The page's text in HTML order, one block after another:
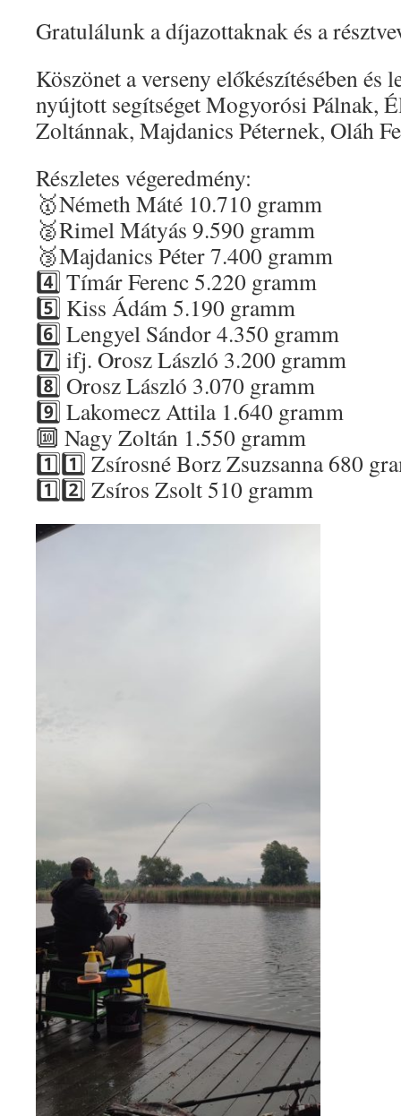
Gratulálunk a díjazottaknak és a
Köszönet a verseny előkészítésében és
nyújtott segítséget Mogyorósi Pálnak,
Zoltánnak, Majdanics Péternek, Oláh
Részletes végeredmény:
🥇Németh Máté 10.710 gramm
🥈Rimel Mátyás 9.590 gramm
🥉Majdanics Péter 7.400 gramm
4️⃣ Tímár Ferenc 5.220 gramm
5️⃣ Kiss Ádám 5.190 gramm
6️⃣ Lengyel Sándor 4.350 gramm
7️⃣ ifj. Orosz László 3.200 gramm
8️⃣ Orosz László 3.070 gramm
9️⃣ Lakomecz Attila 1.640 gramm
🔟 Nagy Zoltán 1.550 gramm
1️⃣1️⃣ Zsírosné Borz Zsuzsanna 680
1️⃣2️⃣ Zsíros Zsolt 510 gramm